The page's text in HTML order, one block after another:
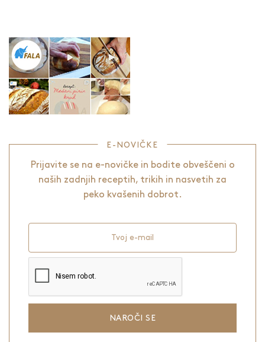
E-NOVIČKE
Prijavite se na e-novičke in bodite obveščeni o
naših zadnjih receptih, trikih in nasvetih za
peko kvašenih dobrot.
Tvoj e-mail
NAROČI SE